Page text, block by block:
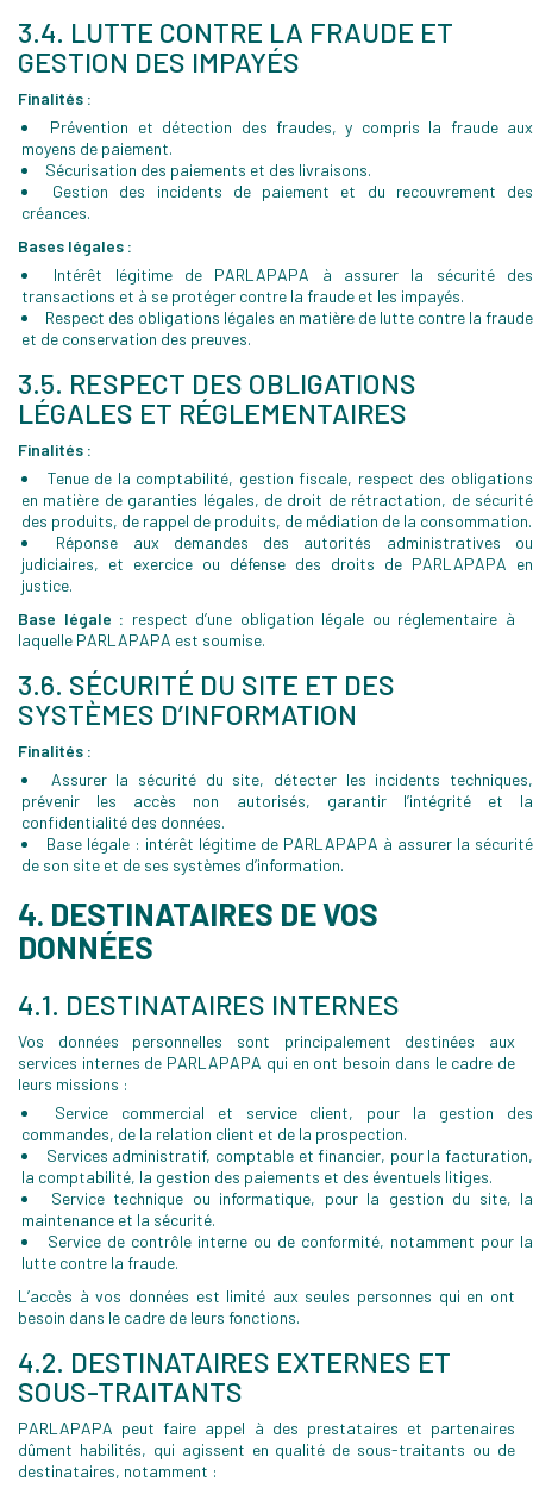
3.4. LUTTE CONTRE LA FRAUDE ET
GESTION DES IMPAYÉS
Finalités :
Prévention et détection des fraudes, y compris la fraude aux
moyens de paiement.
Sécurisation des paiements et des livraisons.
Gestion des incidents de paiement et du recouvrement des
créances.
Bases légales :
Intérêt légitime de PARLAPAPA à assurer la sécurité des
transactions et à se protéger contre la fraude et les impayés.
Respect des obligations légales en matière de lutte contre la fraude
et de conservation des preuves.
3.5. RESPECT DES OBLIGATIONS
LÉGALES ET RÉGLEMENTAIRES
Finalités :
Tenue de la comptabilité, gestion fiscale, respect des obligations
en matière de garanties légales, de droit de rétractation, de sécurité
des produits, de rappel de produits, de médiation de la consommation.
Réponse aux demandes des autorités administratives ou
judiciaires, et exercice ou défense des droits de PARLAPAPA en
justice.
Base légale : respect d’une obligation légale ou réglementaire à
laquelle PARLAPAPA est soumise.
3.6. SÉCURITÉ DU SITE ET DES
SYSTÈMES D’INFORMATION
Finalités :
Assurer la sécurité du site, détecter les incidents techniques,
prévenir les accès non autorisés, garantir l’intégrité et la
confidentialité des données.
Base légale : intérêt légitime de PARLAPAPA à assurer la sécurité
de son site et de ses systèmes d’information.
4. DESTINATAIRES DE VOS
DONNÉES
4.1. DESTINATAIRES INTERNES
Vos données personnelles sont principalement destinées aux
services internes de PARLAPAPA qui en ont besoin dans le cadre de
leurs missions :
Service commercial et service client, pour la gestion des
commandes, de la relation client et de la prospection.
Services administratif, comptable et financier, pour la facturation,
la comptabilité, la gestion des paiements et des éventuels litiges.
Service technique ou informatique, pour la gestion du site, la
maintenance et la sécurité.
Service de contrôle interne ou de conformité, notamment pour la
lutte contre la fraude.
L’accès à vos données est limité aux seules personnes qui en ont
besoin dans le cadre de leurs fonctions.
4.2. DESTINATAIRES EXTERNES ET
SOUS-TRAITANTS
PARLAPAPA peut faire appel à des prestataires et partenaires
dûment habilités, qui agissent en qualité de sous-traitants ou de
destinataires, notamment :